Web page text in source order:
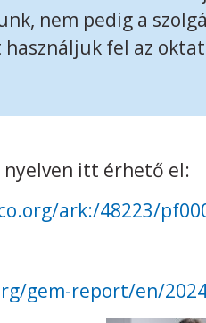
nem pedig a
fel az
itt érhető el:
ark:/48223/
gem-report/en/